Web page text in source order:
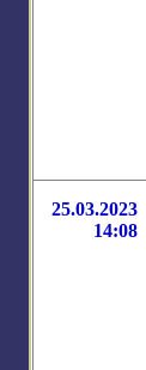
25.03.2023
14:08